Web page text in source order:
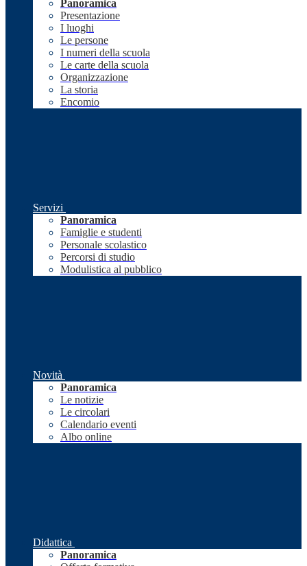
Panoramica
Presentazione
I luoghi
Le persone
I numeri della scuola
Le carte della scuola
Organizzazione
La storia
Encomio
Servizi
Panoramica
Famiglie e studenti
Personale scolastico
Percorsi di studio
Modulistica al pubblico
Novità
Panoramica
Le notizie
Le circolari
Calendario eventi
Albo online
Didattica
Panoramica